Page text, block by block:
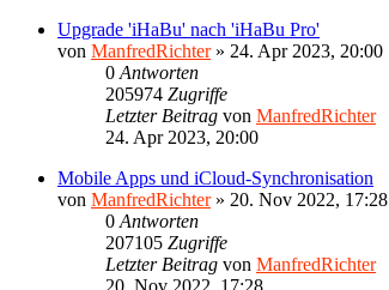
Upgrade 'iHaBu' nach 'iHaBu Pro'
von ManfredRichter» 24. Apr 2023, 20:00
0 Antworten
205974 Zugriffe
Letzter Beitrag von ManfredRichter
24. Apr 2023, 20:00
Mobile Apps und iCloud-Synchronisation
von ManfredRichter» 20. Nov 2022, 17:28
0 Antworten
207105 Zugriffe
Letzter Beitrag von ManfredRichter
20. Nov 2022, 17:28